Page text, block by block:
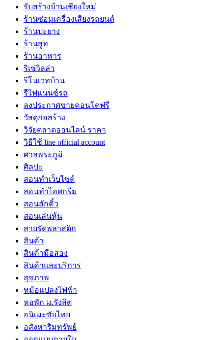
รับสร้างบ้านเชียงใหม่
ร้านซ่อมเครื่องเสียงรถยนต์
ร้านปะยาง
ร้านสูท
ร้านอาหาร
ริเช่วิลล่า
รีโนเวทบ้าน
รีไฟแนนซ์รถ
ลงประกาศขายคอนโดฟรี
วัสดุก่อสร้าง
วิจัยตลาดออนไลน์ ราคา
วิธีใช้ line official account
ศาลพระภูมิ
ศิลปะ
สอนทำเว็บไซต์
สอนทำไอศกรีม
สอนสักคิ้ว
สอนเล่นหุ้น
สายรัดพลาสติก
สินค้า
สินค้ามือสอง
สินค้าและบริการ
สุขภาพ
หม้อแปลงไฟฟ้า
หอพัก ม.รังสิต
อนิเมะซับไทย
อสังหาริมทรัพย์